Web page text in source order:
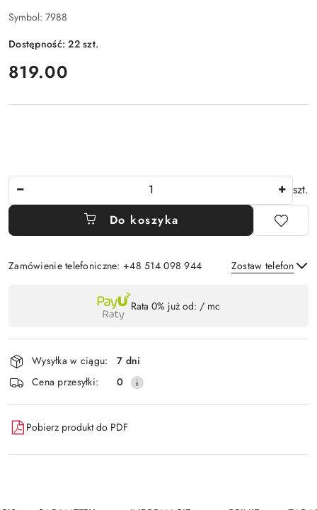
Symbol: 7988
Dostępność:22szt.
cena:
819.00
szt.
Do koszyka
Zamówienie telefoniczne: +48 514 098 944 Zostaw telefon
płatność
i
dostawa
Rata 0% już od: / mc
Wysyłka w ciągu:
7 dni
Cena przesyłki:
0
Pobierz produkt do PDF